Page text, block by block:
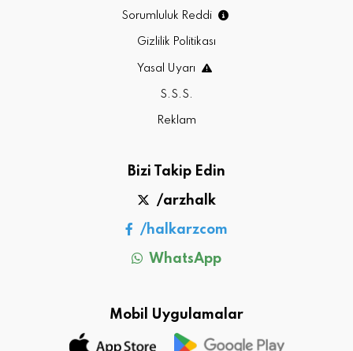
Sorumluluk Reddi
Gizlilik Politikası
Yasal Uyarı
S.S.S.
Reklam
Bizi Takip Edin
/arzhalk
/halkarzcom
WhatsApp
Mobil Uygulamalar